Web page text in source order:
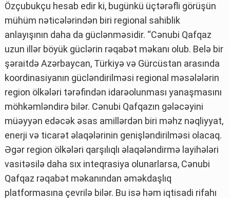
Özçubukçu hesab edir ki, bugünkü üçtərəfli görüşün
mühüm nəticələrindən biri regional sahiblik
anlayışının daha da güclənməsidir. “Cənubi Qafqaz
uzun illər böyük güclərin rəqabət məkanı olub. Belə bir
şəraitdə Azərbaycan, Türkiyə və Gürcüstan arasında
koordinasiyanın gücləndirilməsi regional məsələlərin
region ölkələri tərəfindən idarəolunması yanaşmasını
möhkəmləndirə bilər. Cənubi Qafqazın gələcəyini
müəyyən edəcək əsas amillərdən biri məhz nəqliyyat,
enerji və ticarət əlaqələrinin genişləndirilməsi olacaq.
Əgər region ölkələri qarşılıqlı əlaqələndirmə layihələri
vasitəsilə daha sıx inteqrasiya olunarlarsa, Cənubi
Qafqaz rəqabət məkanından əməkdaşlıq
platformasına çevrilə bilər. Bu isə həm iqtisadi rifahı